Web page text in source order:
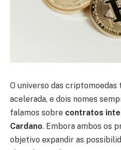
O universo das
acelerada, e dois nomes
falamos sobre contratos
Cardano. Embora ambos os
objetivo expandir as